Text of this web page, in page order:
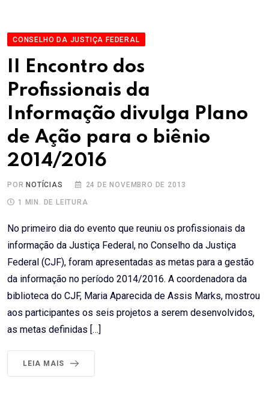
CONSELHO DA JUSTIÇA FEDERAL
II Encontro dos
Profissionais da
Informação divulga Plano
de Ação para o biênio
2014/2016
POR NOTÍCIAS 24 DE NOVEMBRO DE 2013
1 MIN. DE LEITURA
No primeiro dia do evento que reuniu os profissionais da
informação da Justiça Federal, no Conselho da Justiça
Federal (CJF), foram apresentadas as metas para a gestão
da informação no período 2014/2016. A coordenadora da
biblioteca do CJF, Maria Aparecida de Assis Marks, mostrou
aos participantes os seis projetos a serem desenvolvidos,
as metas definidas […]
LEIA MAIS